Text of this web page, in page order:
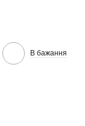
В бажання